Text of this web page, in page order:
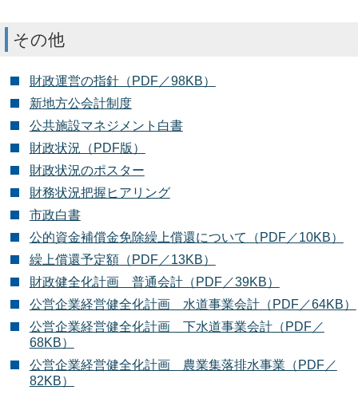
その他
財政運営の指針（PDF／98KB）
新地方公会計制度
公共施設マネジメント白書
財政状況（PDF版）
財政状況のポスター
財務状況把握ヒアリング
市政白書
公的資金補償金免除繰上償還について（PDF／10KB）
繰上償還予定額（PDF／13KB）
財政健全化計画 普通会計（PDF／39KB）
公営企業経営健全化計画 水道事業会計（PDF／64KB）
公営企業経営健全化計画 下水道事業会計（PDF／
68KB）
公営企業経営健全化計画 農業集落排水事業（PDF／
82KB）